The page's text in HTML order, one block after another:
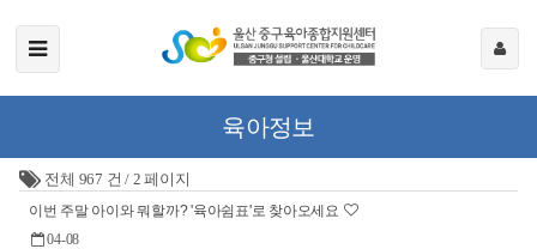
육아정보
전체 967 건 / 2 페이지
이번 주말 아이와 뭐할까? '육아쉼표'로 찾아오세요
04-08